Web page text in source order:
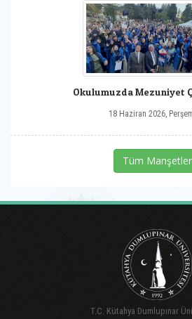
Okulumuzda Mezuniyet
18 Haziran 2026,
Tüm Manşetler
T.C. Kütahya Dumlupınar